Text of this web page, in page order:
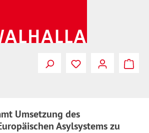
Umsetzung des
Asylsystems zu